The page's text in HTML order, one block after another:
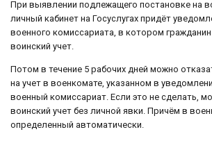
При выявлении подлежащего постановке на
личный кабинет на Госуслугах придёт
военного комиссариата, в котором
воинский учет.
Потом в течение 5 рабочих дней можно
на учет в военкомате, указанном в
военный комиссариат. Если это не сделать,
воинский учет без личной явки. Причём в
определенный автоматически.